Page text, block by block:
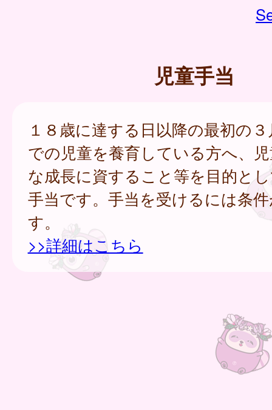
児童手当
１８歳に達する日以降の最初の
での児童を養育している方へ、
な成長に資すること等を目的と
手当です。手当を受けるには条
す。
>>詳細はこちら